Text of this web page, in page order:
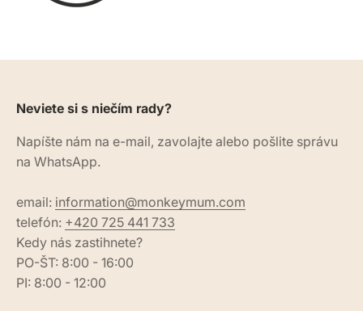
Neviete si s niečím rady?
Napíšte nám na e-mail, zavolajte alebo pošlite správu
na WhatsApp.
email: information@monkeymum.com
telefón: +420 725 441 733
Kedy nás zastihnete?
PO-ŠT: 8:00 - 16:00
PI: 8:00 - 12:00